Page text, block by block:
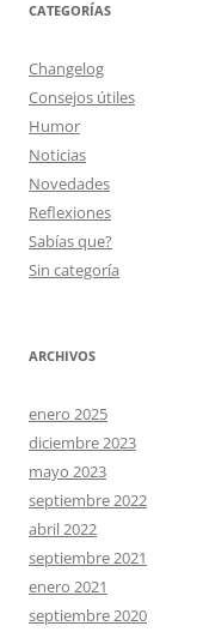
CATEGORÍAS
Changelog
Consejos útiles
Humor
Noticias
Novedades
Reflexiones
Sabías que?
Sin categoría
ARCHIVOS
enero 2025
diciembre 2023
mayo 2023
septiembre 2022
abril 2022
septiembre 2021
enero 2021
septiembre 2020